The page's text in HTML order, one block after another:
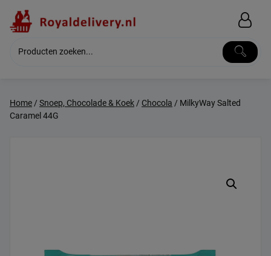
content
Home/ Snoep, Chocolade & Koek/ Chocola / MilkyWay Salted
Caramel 44G